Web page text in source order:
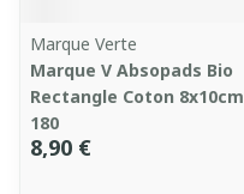
Marque Verte
Marque V Absopads Bio
Rectangle Coton 8x10cm
180
8,90 €